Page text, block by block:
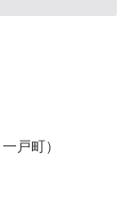
戸町）